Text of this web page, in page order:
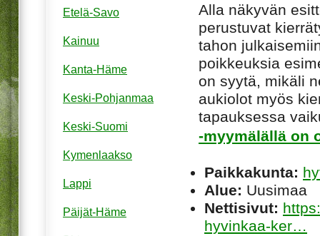
Alla näkyvän
perustuvat
tahon
poikkeuksia
on syytä, mikäli
aukiolot myös
tapauksessa
-myymälällä on
Paikkakunta:
Alue: Uusimaa
Nettisivut:
hyvinkaa-ker…
Etelä-Savo
Kainuu
Kanta-Häme
Keski-Pohjanmaa
Keski-Suomi
Kymenlaakso
Lappi
Päijät-Häme